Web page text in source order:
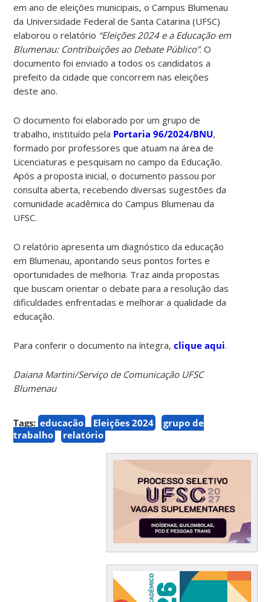
em ano de eleições municipais, o Campus Blumenau
da Universidade Federal de Santa Catarina (UFSC)
elaborou o relatório “Eleições 2024 e a Educação em
Blumenau: Contribuições ao Debate Público”. O
documento foi enviado a todos os candidatos a
prefeito da cidade que concorrem nas eleições
deste ano.
O documento foi elaborado por um grupo de
trabalho, instituído pela Portaria 96/2024/BNU,
formado por professores que atuam na área de
Licenciaturas e pesquisam no campo da Educação.
Após a proposta inicial, o documento passou por
consulta aberta, recebendo diversas sugestões da
comunidade acadêmica do Campus Blumenau da
UFSC.
O relatório apresenta um diagnóstico da educação
em Blumenau, apontando seus pontos fortes e
oportunidades de melhoria. Traz ainda propostas
que buscam orientar o debate para a resolução das
dificuldades enfrentadas e melhorar a qualidade da
educação.
Para conferir o documento na íntegra,clique aqui.
Daiana Martini/Serviço de Comunicação UFSC
Blumenau
Tags: educação Eleições 2024
grupo de
trabalho
relatório